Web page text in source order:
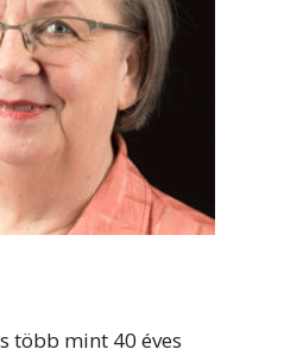
több mint 40 éves